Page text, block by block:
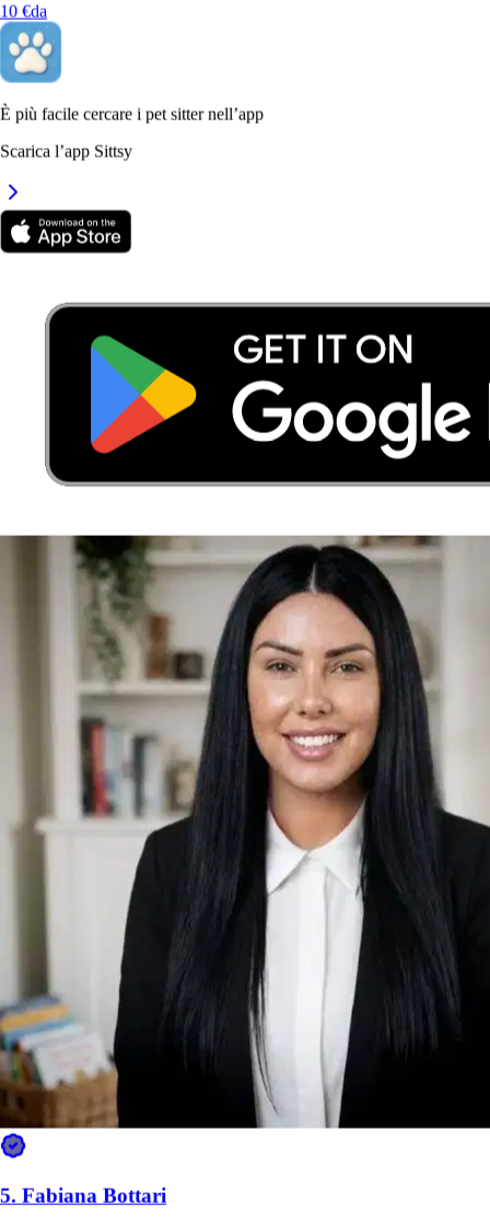
6.Yasmina Lo Presti
5,0·
Torino, 10152
a 2,3 km di distanza
20 €
ciao, Yasmina è una sitter veramemte affidabile e genuina. Mi sono
trovato molto bene con lei e ha seguito ogni MIA INDICAZIONE
7.
Nuovo
10 €da
È più facile cercare i pet sitter nell’app
Scarica l’app Sittsy
5. Fabiana Bottari